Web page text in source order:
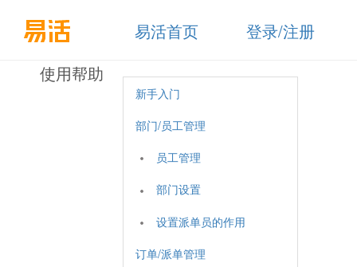
使用帮助
易活首页 登录/注册
新手入门
部门/员工管理
员工管理
部门设置
设置派单员的作用
订单/派单管理